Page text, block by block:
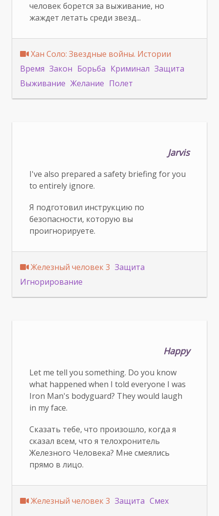
человек борется за выживание, но
жаждет летать среди звезд...
Хан Соло: Звездные войны. Истории
Время Закон Борьба Криминал Защита
Выживание Желание Полет
Jarvis
I've also prepared a safety briefing for you
to entirely ignore.
Я подготовил инструкцию по
безопасности, которую вы
проигнорируете.
Железный человек 3 Защита
Игнорирование
Happy
Let me tell you something. Do you know
what happened when I told everyone I was
Iron Man's bodyguard? They would laugh
in my face.
Сказать тебе, что произошло, когда я
сказал всем, что я телохронитель
Железного Человека? Мне смеялись
прямо в лицо.
Железный человек 3 Защита Смех